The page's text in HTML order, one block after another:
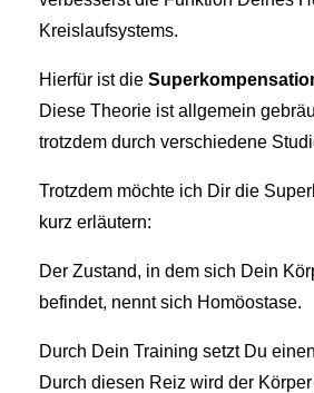
Kreislaufsystems.
Hierfür ist die
Diese Theorie ist allgemein
trotzdem durch verschiedene
Trotzdem möchte ich Dir die
kurz erläutern:
Der Zustand, in dem sich Dein
befindet, nennt sich Homöostase.
Durch Dein Training setzt Du
Durch diesen Reiz wird der